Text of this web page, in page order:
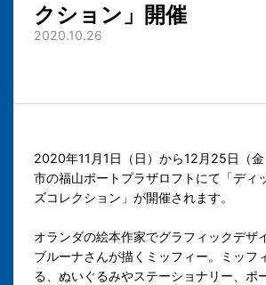
クション」開催
2020.10.26
2020年11月1日（日）から12月25日（
市の福山ポートプラザロフトにて「ディ
ズコレクション」が開催されます。
オランダの絵本作家でグラフィックデザ
ブルーナさんが描くミッフィー。ミッフ
る、ぬいぐるみやステーショナリー、ポ